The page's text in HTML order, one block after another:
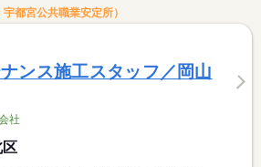
都宮公共職業安定所）
ンス施工スタッフ／岡山
社
区